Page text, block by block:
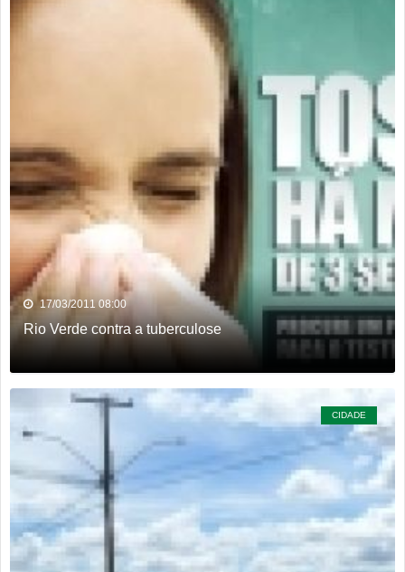
17/03/2011 08:00
Rio Verde contra a tuberculose
CIDADE